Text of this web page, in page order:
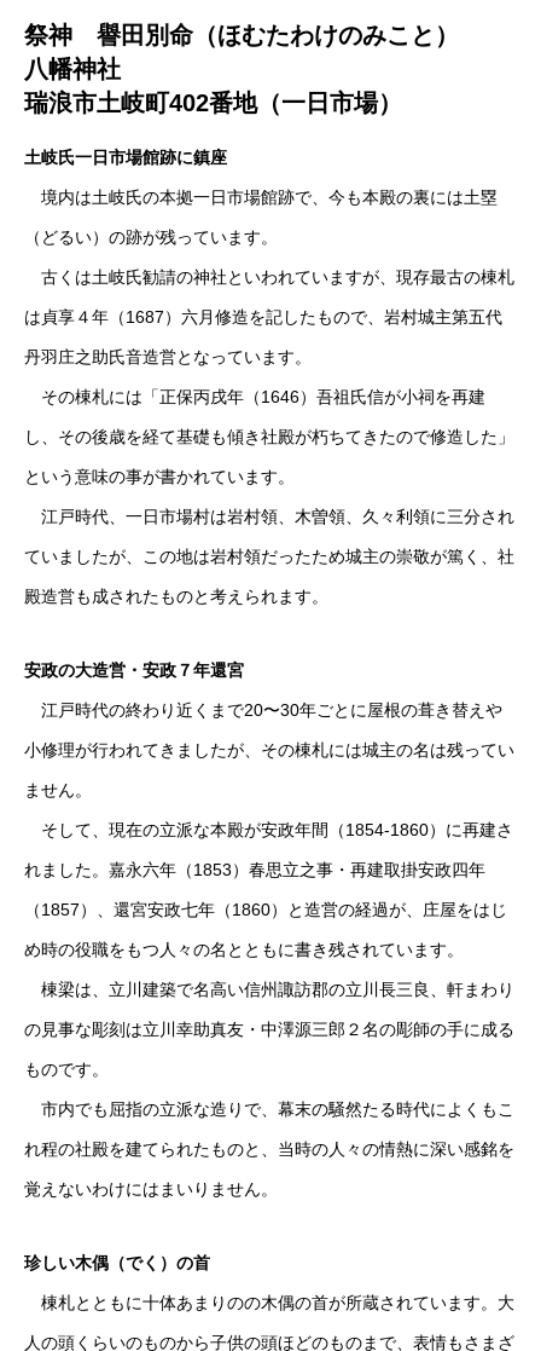
祭神 譽田別命（ほむたわけのみこと）
八幡神社
瑞浪市土岐町402番地（一日市場）
土岐氏一日市場館跡に鎮座
境内は土岐氏の本拠一日市場館跡で、今も本殿の裏には土塁
（どるい）の跡が残っています。
古くは土岐氏勧請の神社といわれていますが、現存最古の棟札
は貞享４年（1687）六月修造を記したもので、岩村城主第五代
丹羽庄之助氏音造営となっています。
その棟札には「正保丙戌年（1646）吾祖氏信が小祠を再建
し、その後歳を経て基礎も傾き社殿が朽ちてきたので修造した」
という意味の事が書かれています。
江戸時代、一日市場村は岩村領、木曽領、久々利領に三分され
ていましたが、この地は岩村領だったため城主の崇敬が篤く、社
殿造営も成されたものと考えられます。
安政の大造営・安政７年還宮
江戸時代の終わり近くまで20〜30年ごとに屋根の葺き替えや
小修理が行われてきましたが、その棟札には城主の名は残ってい
ません。
そして、現在の立派な本殿が安政年間（1854-1860）に再建さ
れました。嘉永六年（1853）春思立之事・再建取掛安政四年
（1857）、還宮安政七年（1860）と造営の経過が、庄屋をはじ
め時の役職をもつ人々の名とともに書き残されています。
棟梁は、立川建築で名高い信州諏訪郡の立川長三良、軒まわり
の見事な彫刻は立川幸助真友・中澤源三郎２名の彫師の手に成る
ものです。
市内でも屈指の立派な造りで、幕末の騒然たる時代によくもこ
れ程の社殿を建てられたものと、当時の人々の情熱に深い感銘を
覚えないわけにはまいりません。
珍しい木偶（でく）の首
棟札とともに十体あまりのの木偶の首が所蔵されています。大
人の頭くらいのものから子供の頭ほどのものまで、表情もさまざ